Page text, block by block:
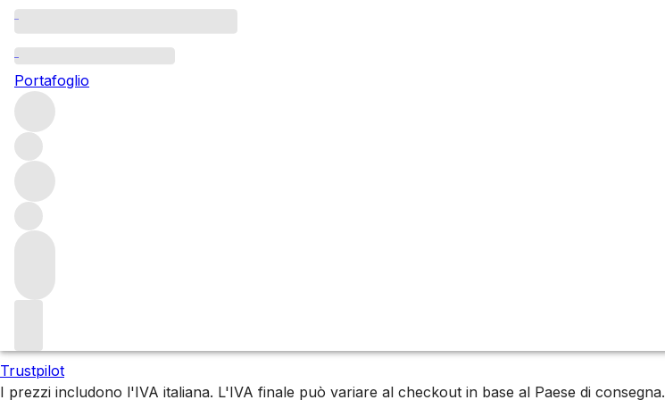
Portafoglio
Michter’s
Filtro
Attendere prego
Trustpilot
I prezzi includono l'IVA italiana. L'IVA finale può variare al checkout in base al Paese di consegna.